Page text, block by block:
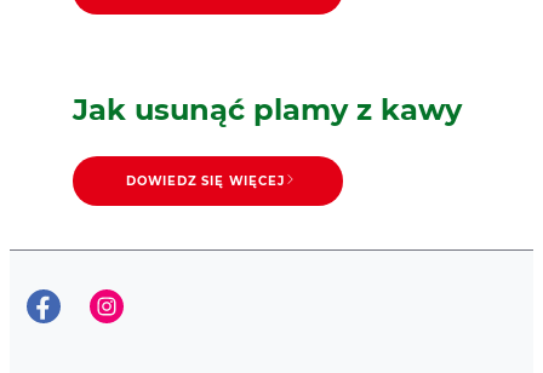
Jak usunąć plamy z kawy
DOWIEDZ SIĘ WIĘCEJ